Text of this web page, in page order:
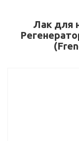
Лак для